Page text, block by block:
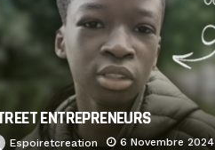
ENTREPRENEURS
Espoiretcreation 6 Novembre 2024